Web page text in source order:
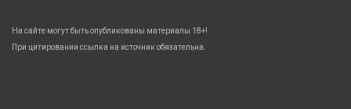
На сайте могут быть опубликованы материалы 18+!
При цитировании ссылка на источник обязательна.